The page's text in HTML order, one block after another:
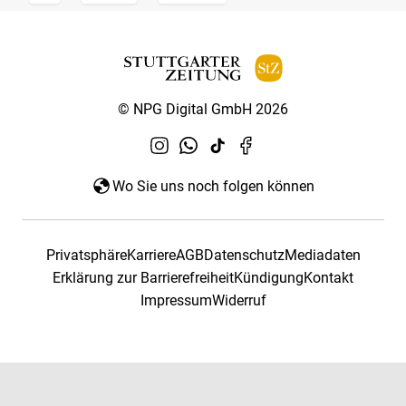
© NPG Digital GmbH 2026
Wo Sie uns noch folgen können
PrivatsphäreKarriereAGBDatenschutzMediadaten
Erklärung zur BarrierefreiheitKündigungKontakt
ImpressumWiderruf